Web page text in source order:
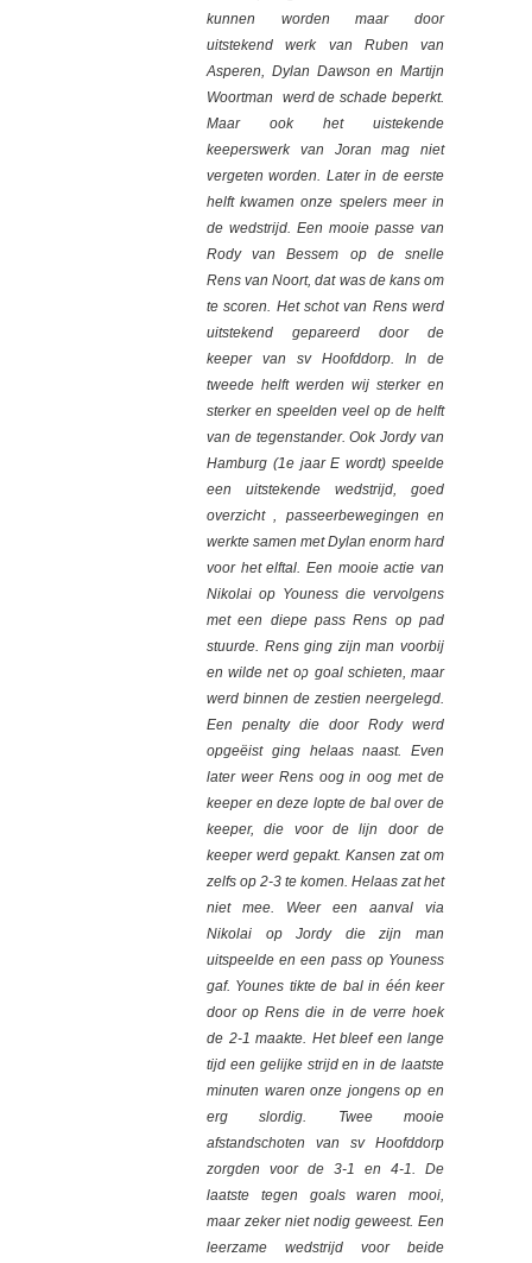
kunnen worden maar door
uitstekend werk van Ruben van
Asperen, Dylan Dawson en Martijn
Woortman werd de schade beperkt.
Maar ook het uistekende
keeperswerk van Joran mag niet
vergeten worden. Later in de eerste
helft kwamen onze spelers meer in
de wedstrijd. Een mooie passe van
Rody van Bessem op de snelle
Rens van Noort, dat was de kans om
te scoren. Het schot van Rens werd
uitstekend gepareerd door de
keeper van sv Hoofddorp. In de
tweede helft werden wij sterker en
sterker en speelden veel op de helft
van de tegenstander. Ook Jordy van
Hamburg (1e jaar E wordt) speelde
een uitstekende wedstrijd, goed
overzicht , passeerbewegingen en
werkte samen met Dylan enorm hard
voor het elftal. Een mooie actie van
Nikolai op Youness die vervolgens
met een diepe pass Rens op pad
stuurde. Rens ging zijn man voorbij
en wilde net op goal schieten, maar
werd binnen de zestien neergelegd.
Een penalty die door Rody werd
opgeëist ging helaas naast. Even
later weer Rens oog in oog met de
keeper en deze lopte de bal over de
keeper, die voor de lijn door de
keeper werd gepakt. Kansen zat om
zelfs op 2-3 te komen. Helaas zat het
niet mee. Weer een aanval via
Nikolai op Jordy die zijn man
uitspeelde en een pass op Youness
gaf. Younes tikte de bal in één keer
door op Rens die in de verre hoek
de 2-1 maakte. Het bleef een lange
tijd een gelijke strijd en in de laatste
minuten waren onze jongens op en
erg slordig. Twee mooie
afstandschoten van sv Hoofddorp
zorgden voor de 3-1 en 4-1. De
laatste tegen goals waren mooi,
maar zeker niet nodig geweest. Een
leerzame wedstrijd voor beide